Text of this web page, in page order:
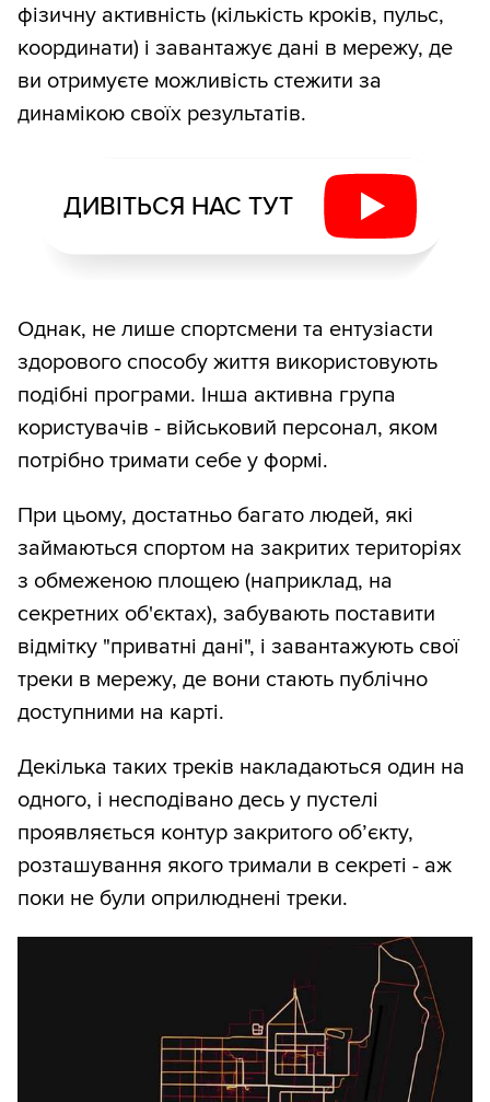
фізичну активність (кількість кроків, пульс,
координати) і завантажує дані в мережу, де
ви отримуєте можливість стежити за
динамікою своїх результатів.
ДИВІТЬСЯ НАС ТУТ
Однак, не лише спортсмени та ентузіасти
здорового способу життя використовують
подібні програми. Інша активна група
користувачів - військовий персонал, яком
потрібно тримати себе у формі.
При цьому, достатньо багато людей, які
займаються спортом на закритих територіях
з обмеженою площею (наприклад, на
секретних об'єктах), забувають поставити
відмітку "приватні дані", і завантажують свої
треки в мережу, де вони стають публічно
доступними на карті.
Декілька таких треків накладаються один на
одного, і несподівано десь у пустелі
проявляється контур закритого об’єкту,
розташування якого тримали в секреті - аж
поки не були оприлюднені треки.